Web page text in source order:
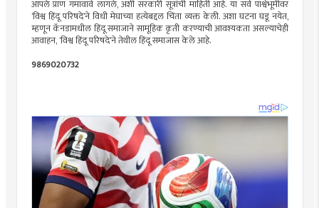
आपले प्राण गमावावे लागले, अशी सरकारी सूत्रांची माहिती आहे. या सर्व पार्श्वभूमीवर
‌‘विश्व हिंदू परिषदे‌’ने विधी मेघाच्या हत्येबद्दल चिंता व्यक्त केली. अशा घटना घडू नयेत,
म्हणून कॅनडामधील हिंदू समाजाने सामूहिक कृती करण्याची आवश्यकता असल्याचेही
आवाहन, ‌‘विश्व हिंदू परिषदे‌’ने तेथील हिंदू समाजास केले आहे.
9869020732